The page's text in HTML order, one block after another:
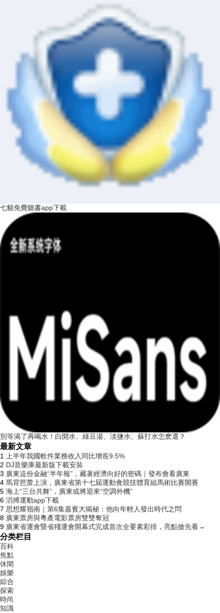
七貓免費聽書app下載
別等渴了再喝水！白開水、綠豆湯、淡鹽水、蘇打水怎麽選？
最新文章
1 上半年我國軟件業務收入同比增長9.5%
2 DJ音樂庫最新版下載安裝
3 廣東這份金融“半年報”，藏著經濟向好的密碼｜發布會看廣東
4 馬背芭蕾上演，廣東省第十七屆運動會競技體育組馬術比賽開賽
5 海上“三台共舞”，廣東或將迎來“空調外機”
6 滔搏運動app下載
7 思想耀嶺南｜第6集嘉賓大揭秘：他向年輕人發出時代之問
8 廣東票房與粵產電影票房雙雙奪冠
9 廣東省運會暨省殘運會開幕式完成首次全要素彩排，亮點搶先看→
分类栏目
百科
焦點
休閑
娛樂
綜合
探索
時尚
知識